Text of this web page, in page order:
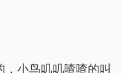
小鸟叽叽喳喳的叫